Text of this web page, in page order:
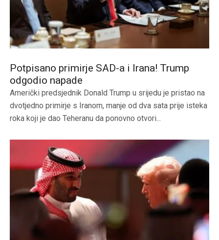
Potpisano primirje SAD-a i Irana! Trump
odgodio napade
Američki predsjednik Donald Trump u srijedu je pristao na
dvotjedno primirje s Iranom, manje od dva sata prije isteka
roka koji je dao Teheranu da ponovno otvori...